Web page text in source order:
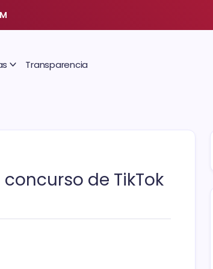
Transparencia
de TikTok